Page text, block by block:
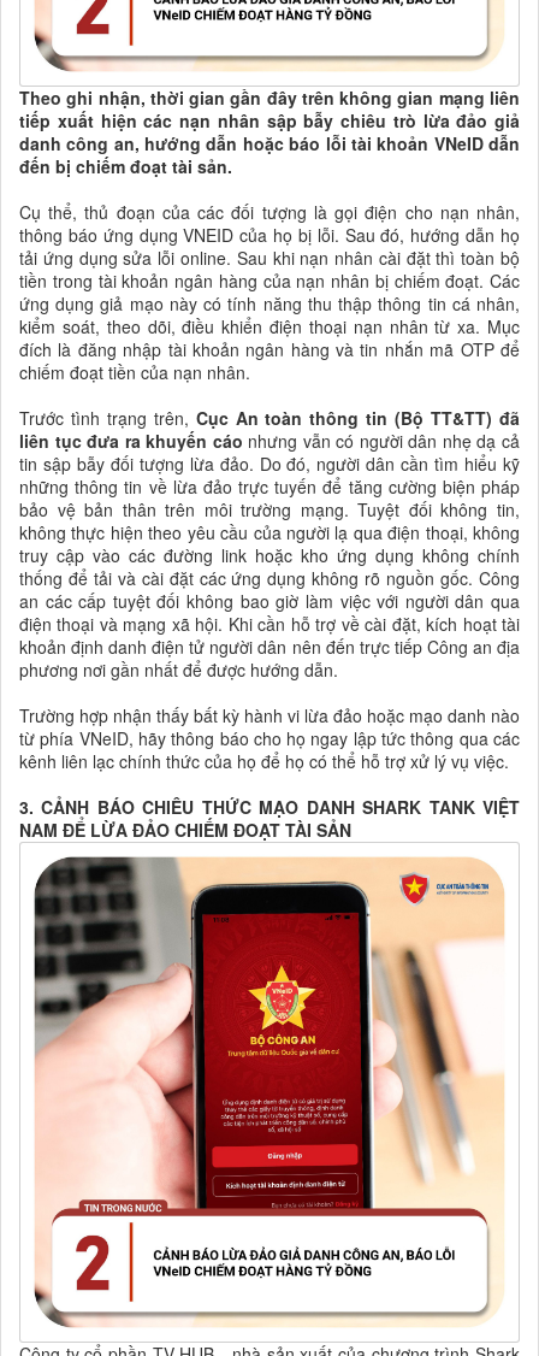
Theo ghi nhận, thời gian gần đây trên không gian mạng liên
tiếp xuất hiện các nạn nhân sập bẫy chiêu trò lừa đảo giả
danh công an, hướng dẫn hoặc báo lỗi tài khoản VNeID dẫn
đến bị chiếm đoạt tài sản.
Cụ thể, thủ đoạn của các đối tượng là gọi điện cho nạn nhân,
thông báo ứng dụng VNEID của họ bị lỗi. Sau đó, hướng dẫn họ
tải ứng dụng sửa lỗi online. Sau khi nạn nhân cài đặt thì toàn bộ
tiền trong tài khoản ngân hàng của nạn nhân bị chiếm đoạt. Các
ứng dụng giả mạo này có tính năng thu thập thông tin cá nhân,
kiểm soát, theo dõi, điều khiển điện thoại nạn nhân từ xa. Mục
đích là đăng nhập tài khoản ngân hàng và tin nhắn mã OTP để
chiếm đoạt tiền của nạn nhân.
Trước tình trạng trên, Cục An toàn thông tin (Bộ TT&TT) đã
liên tục đưa ra khuyến cáo nhưng vẫn có người dân nhẹ dạ cả
tin sập bẫy đối tượng lừa đảo. Do đó, người dân cần tìm hiểu kỹ
những thông tin về lừa đảo trực tuyến để tăng cường biện pháp
bảo vệ bản thân trên môi trường mạng. Tuyệt đối không tin,
không thực hiện theo yêu cầu của người lạ qua điện thoại, không
truy cập vào các đường link hoặc kho ứng dụng không chính
thống để tải và cài đặt các ứng dụng không rõ nguồn gốc. Công
an các cấp tuyệt đối không bao giờ làm việc với người dân qua
điện thoại và mạng xã hội. Khi cần hỗ trợ về cài đặt, kích hoạt tài
khoản định danh điện tử người dân nên đến trực tiếp Công an địa
phương nơi gần nhất để được hướng dẫn.
Trường hợp nhận thấy bất kỳ hành vi lừa đảo hoặc mạo danh nào
từ phía VNeID, hãy thông báo cho họ ngay lập tức thông qua các
kênh liên lạc chính thức của họ để họ có thể hỗ trợ xử lý vụ việc.
3. CẢNH BÁO CHIÊU THỨC MẠO DANH SHARK TANK VIỆT
NAM ĐỂ LỪA ĐẢO CHIẾM ĐOẠT TÀI SẢN